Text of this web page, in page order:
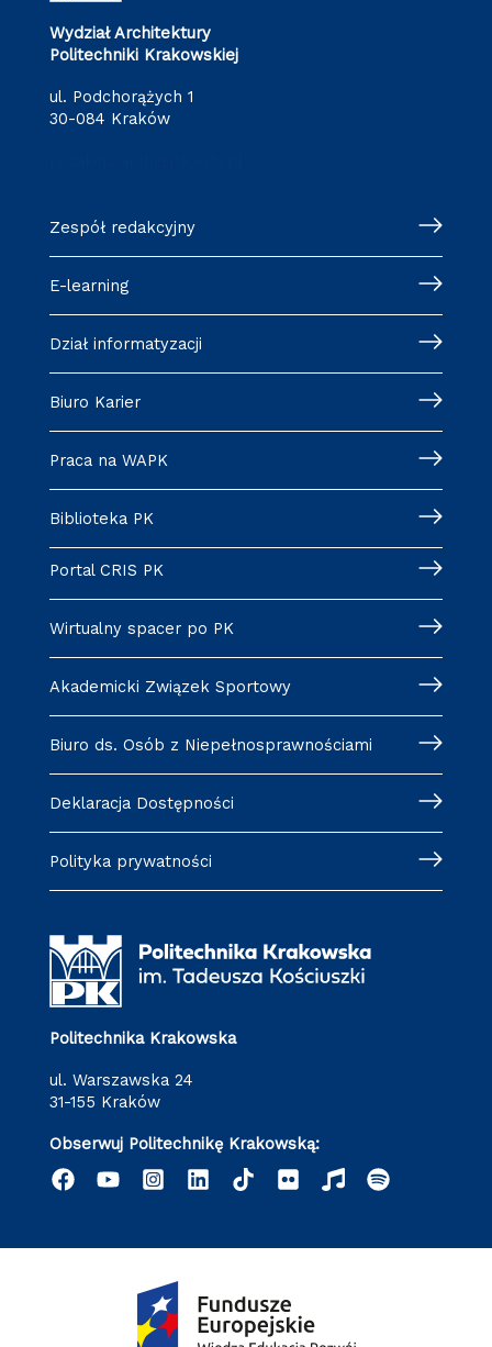
Wydział Architektury
Politechniki Krakowskiej
ul. Podchorążych 1
30-084 Kraków
Zespół redakcyjny
E-learning
Dział informatyzacji
Biuro Karier
Praca na WAPK
Biblioteka PK
Portal CRIS PK
Wirtualny spacer po PK
Akademicki Związek Sportowy
Biuro ds. Osób z Niepełnosprawnościami
Deklaracja Dostępności
Polityka prywatności
Politechnika Krakowska
ul. Warszawska 24
31-155 Kraków
Obserwuj Politechnikę Krakowską: